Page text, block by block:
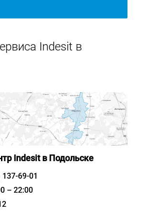
Indesit в
Indesit в Подольске
69-01
– 22:00